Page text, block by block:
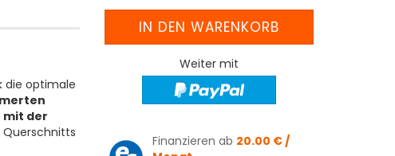
Weiter mit
Finanzieren ab 20.00 € /
die optimale
mit der